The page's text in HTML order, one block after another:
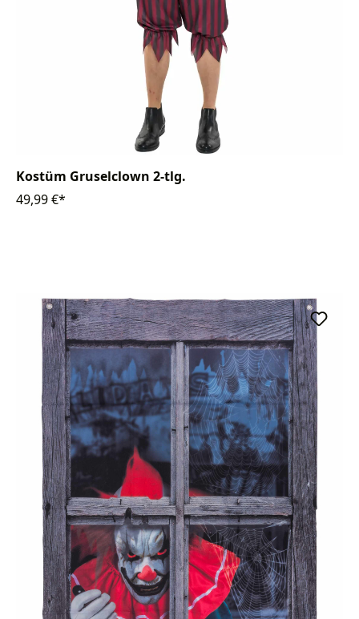
Kostüm Gruselclown 2-tlg.
49,99 €*